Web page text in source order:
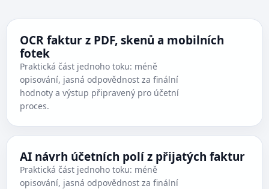
OCR faktur z PDF, skenů a mobilních
fotek
Praktická část jednoho toku: méně
opisování, jasná odpovědnost za finální
hodnoty a výstup připravený pro účetní
proces.
AI návrh účetních polí z přijatých faktur
Praktická část jednoho toku: méně
opisování, jasná odpovědnost za finální